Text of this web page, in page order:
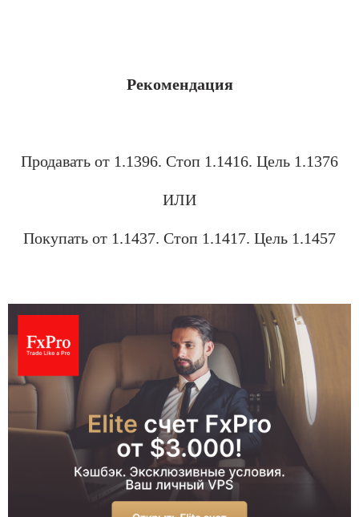
Рекомендация
Продавать от 1.1396. Стоп 1.1416. Цель 1.1376
ИЛИ
Покупать от 1.1437. Стоп 1.1417. Цель 1.1457